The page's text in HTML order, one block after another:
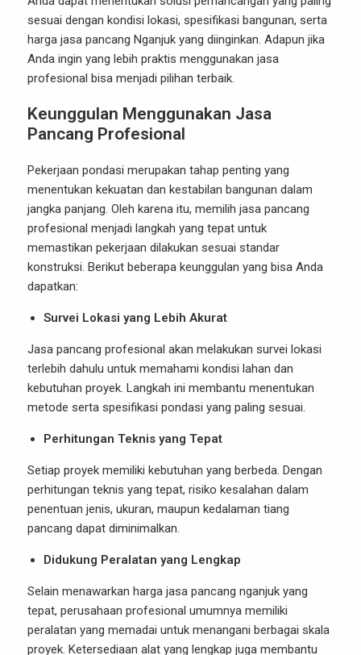
sesuai dengan kondisi lokasi, spesifikasi bangunan, serta
harga jasa pancang Nganjuk yang diinginkan. Adapun jika
Anda ingin yang lebih praktis menggunakan jasa
profesional bisa menjadi pilihan terbaik.
Keunggulan Menggunakan Jasa
Pancang Profesional
Pekerjaan pondasi merupakan tahap penting yang
menentukan kekuatan dan kestabilan bangunan dalam
jangka panjang. Oleh karena itu, memilih jasa pancang
profesional menjadi langkah yang tepat untuk
memastikan pekerjaan dilakukan sesuai standar
konstruksi. Berikut beberapa keunggulan yang bisa Anda
dapatkan:
Survei Lokasi yang Lebih Akurat
Jasa pancang profesional akan melakukan survei lokasi
terlebih dahulu untuk memahami kondisi lahan dan
kebutuhan proyek. Langkah ini membantu menentukan
metode serta spesifikasi pondasi yang paling sesuai.
Perhitungan Teknis yang Tepat
Setiap proyek memiliki kebutuhan yang berbeda. Dengan
perhitungan teknis yang tepat, risiko kesalahan dalam
penentuan jenis, ukuran, maupun kedalaman tiang
pancang dapat diminimalkan.
Didukung Peralatan yang Lengkap
Selain menawarkan harga jasa pancang nganjuk yang
tepat, perusahaan profesional umumnya memiliki
peralatan yang memadai untuk menangani berbagai skala
proyek. Ketersediaan alat yang lengkap juga membantu